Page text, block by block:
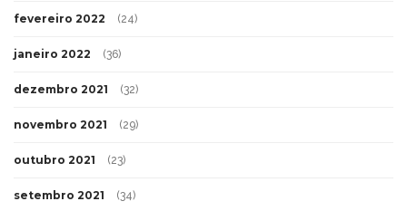
fevereiro 2022 (24)
janeiro 2022 (36)
dezembro 2021 (32)
novembro 2021 (29)
outubro 2021 (23)
setembro 2021 (34)